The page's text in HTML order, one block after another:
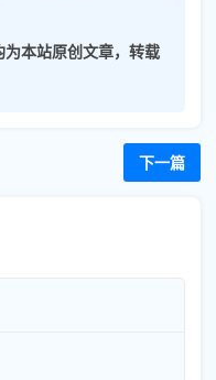
本站原创文章，转载
下一篇